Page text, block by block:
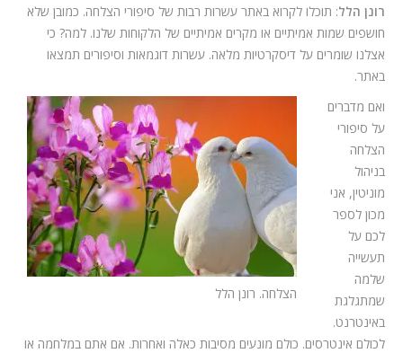
רונן הלל: תוכלו לקרוא באתר עשרות רבות של סיפורי הצלחה. כמובן שלא
חושפים שמות אמיתיים או מקרים אמיתיים של הלקוחות שלנו. למה? כי
אצלנו שומרים על דיסקרטיות מלאה. עשרות דוגמאות וסיפורים תמצאו
באתר.
הצלחה. רונן הלל
ואם מדברים
על סיפורי
הצלחה
בניהול
מוניטין, אני
מכון לספר
לכם על
תעשייה
שלמה
שמתגלגת
באינטרנט.
לכולם אינטרסים. כולם מונעים מסיבות כאלה ואחרות. אם אתם במלחמה או